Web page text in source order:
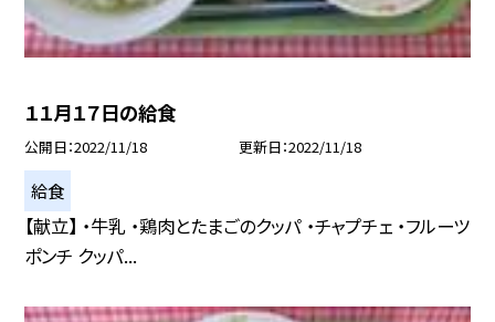
１１月１７日の給食
公開日 2022/11/18 更新日 2022/11/18
給食
【献立】 ・牛乳 ・鶏肉とたまごのクッパ ・チャプチェ ・フルーツ
ポンチ クッパ...